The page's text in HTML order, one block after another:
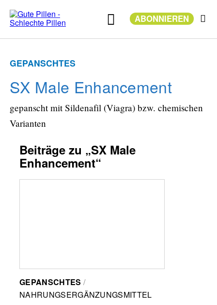
Inhalt
springen ABONNIEREN
GEPANSCHTES
SX Male Enhancement
gepanscht mit Sildenafil (Viagra) bzw. chemischen
Varianten
Beiträge zu „SX Male
Enhancement“
GEPANSCHTES
NAHRUNGSERGÄNZUNGSMITTEL